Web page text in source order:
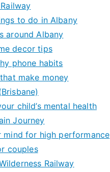
to do in Albany
around Albany
decor tips
phone habits
make money
child’s mental health
Journey
mind for high performance
couples
Railway